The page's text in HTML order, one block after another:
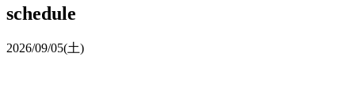
schedule
2026/09/05(土)